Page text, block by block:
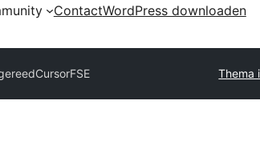
ContactWordPress downloaden
CursorFSE Thema